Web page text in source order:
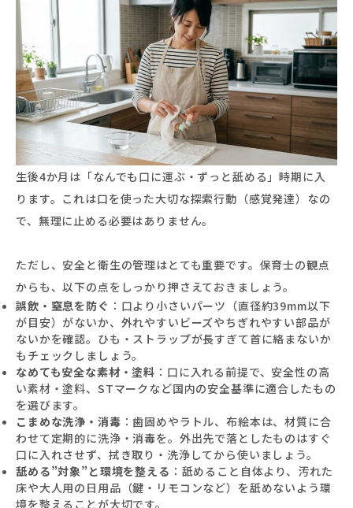
生後4か月は「なんでも口に運ぶ・ずっと舐める」時期に入
ります。これは口を使った大切な探索行動（感覚発達）なの
で、無理に止める必要はありません。
ただし、安全と衛生の管理はとても重要です。保育士の観点
からも、以下の点をしっかり押さえておきましょう。
誤飲・窒息を防ぐ ：口より小さいパーツ（直径約39mm以下
が目安）がないか、外れやすいビーズやちぎれやすい部品が
ないかを確認。ひも・ストラップが長すぎて首に絡まないか
もチェックしましょう。
なめても安全な素材・塗料 ：口に入れる前提で、安全性の高
い素材・塗料、STマークなど国内の安全基準に適合したもの
を選びます。
こまめな洗浄・消毒 ：歯固めやラトル、布絵本は、材質に合
わせて定期的に洗浄・消毒を。外出先で落としたものはすぐ
口に入れさせず、拭き取り・洗浄してから使いましょう。
舐める”対象”と環境を整える ：舐めること自体より、汚れた
床や大人用の日用品（鍵・リモコンなど）を舐めないよう環
境を整えることが大切です。